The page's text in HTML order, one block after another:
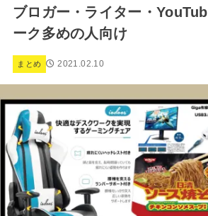
ブロガー・ライター・
ーク多めの人向け
まとめ 2021.02.10